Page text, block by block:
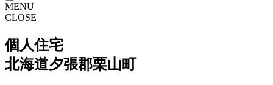
MENU
CLOSE
個人住宅
北海道夕張郡栗山町